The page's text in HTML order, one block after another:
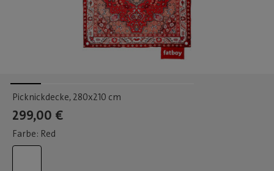
Picknickdecke, 280x210 cm
299,00 €
Farbe: Red